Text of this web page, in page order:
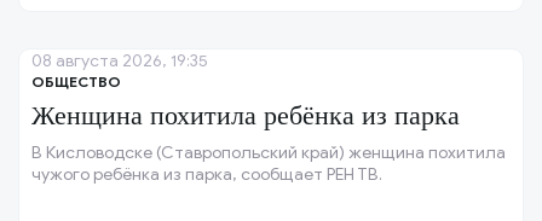
ОБЩЕСТВО
Женщина похитила ребёнка из парка
В Кисловодске (Ставропольский край) женщина похитила
чужого ребёнка из парка, сообщает РЕН ТВ.
08 августа 2026, 19:35